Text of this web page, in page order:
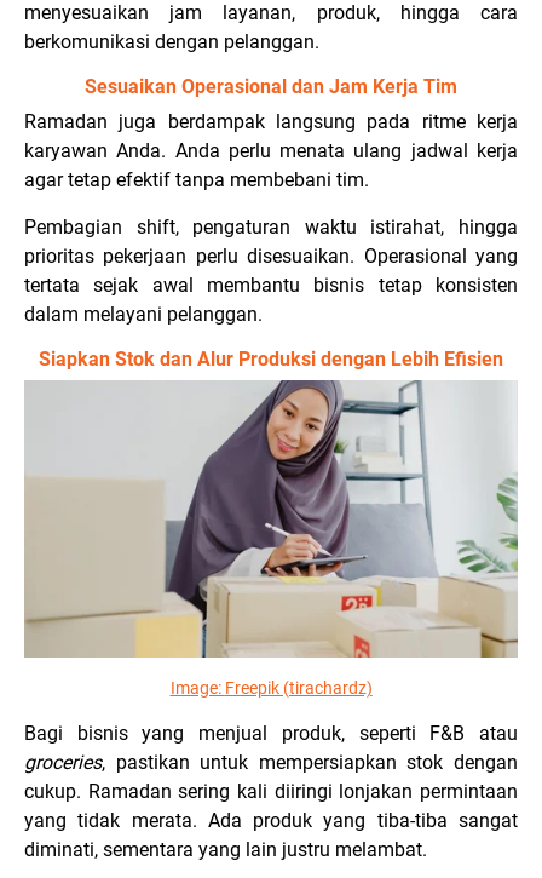
menyesuaikan jam layanan, produk, hingga cara
berkomunikasi dengan pelanggan.
Sesuaikan Operasional dan Jam Kerja Tim
Ramadan juga berdampak langsung pada ritme kerja
karyawan Anda. Anda perlu menata ulang jadwal kerja
agar tetap efektif tanpa membebani tim.
Pembagian shift, pengaturan waktu istirahat, hingga
prioritas pekerjaan perlu disesuaikan. Operasional yang
tertata sejak awal membantu bisnis tetap konsisten
dalam melayani pelanggan.
Siapkan Stok dan Alur Produksi dengan Lebih Efisien
Image: Freepik (tirachardz)
Bagi bisnis yang menjual produk, seperti F&B atau
groceries, pastikan untuk mempersiapkan stok dengan
cukup. Ramadan sering kali diiringi lonjakan permintaan
yang tidak merata. Ada produk yang tiba-tiba sangat
diminati, sementara yang lain justru melambat.